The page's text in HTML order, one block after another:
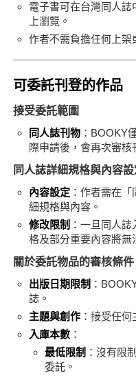
電子書可在台灣同人誌
上瀏覽。
作者不需負擔任何上架
可委託刊登的作品
接受委託範圍
同人誌刊物 ：BOOKY
際申請後，會再次審核
同人誌詳細規格與內容
內容設定 ：作者需在
細規格與內容。
修改限制 ：一旦同人
格及部分重要內容將無
關於委託物品的審核條件
出版日期限制 ：
誌。
主題與創作 ：接受任
入庫本數 ：
最低限制 ：沒有限
委託。